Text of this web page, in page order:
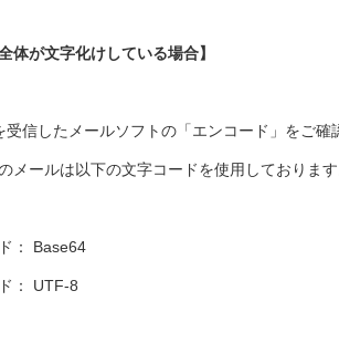
体が文字化けしている場合】
受信したメールソフトの「エンコード」をご確
メールは以下の文字コードを使用しております
： Base64
： UTF-8